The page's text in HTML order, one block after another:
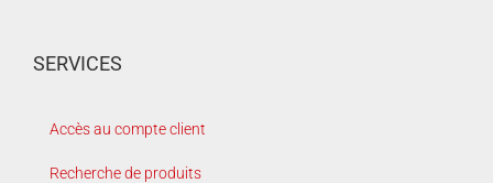
SERVICES
Accès au compte client
Recherche de produits